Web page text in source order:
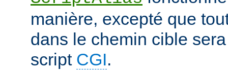
manière, excepté que
dans le chemin cible
script CGI.